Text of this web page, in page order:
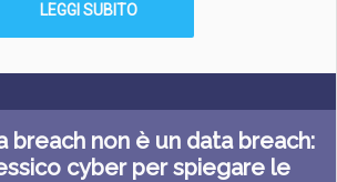
LEGGI SUBITO
breach non è un data breach:
cyber per spiegare le